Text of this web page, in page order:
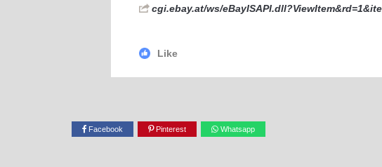
cgi.ebay.at/ws/
Like
Facebook Pinterest Whatsapp